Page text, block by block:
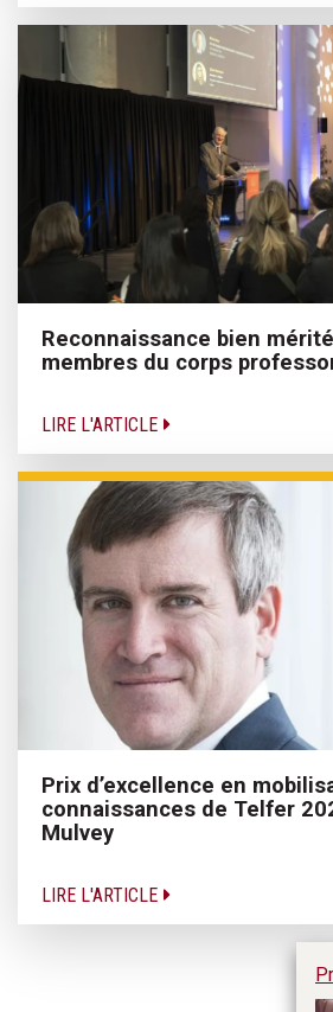
Reconnaissance bien
membres du corps
LIRE L'ARTICLE
Prix d’excellence en
connaissances de Telfer
Mulvey
LIRE L'ARTICLE